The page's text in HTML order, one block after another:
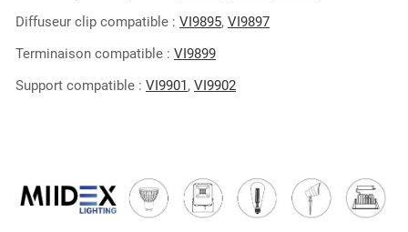
Diffuseur clip compatible : VI9895, VI9897
Terminaison compatible : VI9899
Support compatible : VI9901, VI9902